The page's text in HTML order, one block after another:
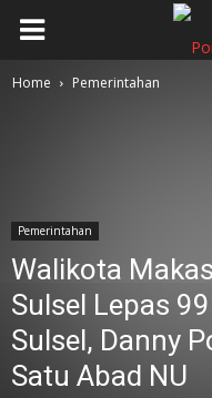
Home Pemerintahan
Pemerintahan
Walikota
Sulsel Lepas
Sulsel, Danny
Satu Abad NU